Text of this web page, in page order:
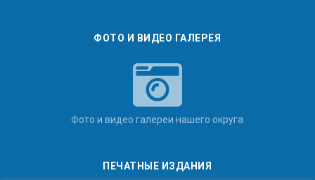
ФОТО И ВИДЕО ГАЛЕРЕЯ
Фото и видео галереи нашего округа
ПЕЧАТНЫЕ ИЗДАНИЯ